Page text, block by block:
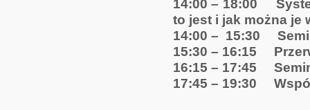
14:00 – 18:00
to jest i jak można je
14:00 – 15:30
15:30 – 16:15
16:15 – 17:45
17:45 – 19:30